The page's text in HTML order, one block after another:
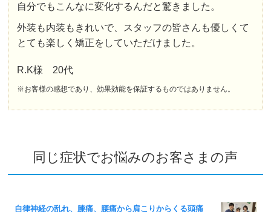
自分でもこんなに変化するんだと驚きました。
外装も内装もきれいで、スタッフの皆さんも優しくて
とても楽しく矯正をしていただけました。
R.K様 20代
※お客様の感想であり、効果効能を保証するものではありません。
同じ症状でお悩みのお客さまの声
自律神経の乱れ、膝痛、腰痛から肩こりからくる頭痛